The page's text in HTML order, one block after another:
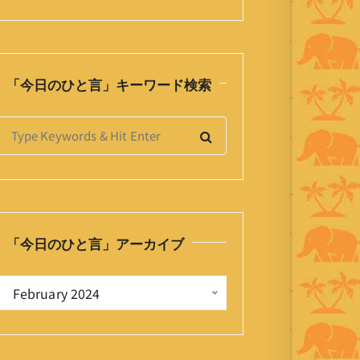
「今日のひと言」キーワード検索
「今日のひと言」アーカイブ
February 2024